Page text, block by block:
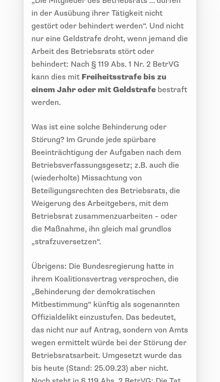
in der Ausübung ihrer Tätigkeit nicht
gestört oder behindert werden“. Und nicht
nur eine Geldstrafe droht, wenn jemand die
Arbeit des Betriebsrats stört oder
behindert: Nach § 119 Abs. 1 Nr. 2 BetrVG
kann dies mit Freiheitsstrafe bis zu
einem Jahr oder mit Geldstrafe bestraft
werden.
Was ist eine solche Behinderung oder
Störung? Im Grunde jede spürbare
Beeinträchtigung der Aufgaben nach dem
Betriebsverfassungsgesetz; z.B. auch die
(wiederholte) Missachtung von
Beteiligungsrechten des Betriebsrats, die
Weigerung des Arbeitgebers, mit dem
Betriebsrat zusammenzuarbeiten – oder
die Maßnahme, ihn gleich mal grundlos
„strafzuversetzen“.
Übrigens: Die Bundesregierung hatte in
ihrem Koalitionsvertrag versprochen, die
„Behinderung der demokratischen
Mitbestimmung“ künftig als sogenannten
Offizialdelikt einzustufen. Das bedeutet,
das nicht nur auf Antrag, sondern von Amts
wegen ermittelt würde bei der Störung der
Betriebsratsarbeit. Umgesetzt wurde das
bis heute (Stand: 25.09.23) aber nicht.